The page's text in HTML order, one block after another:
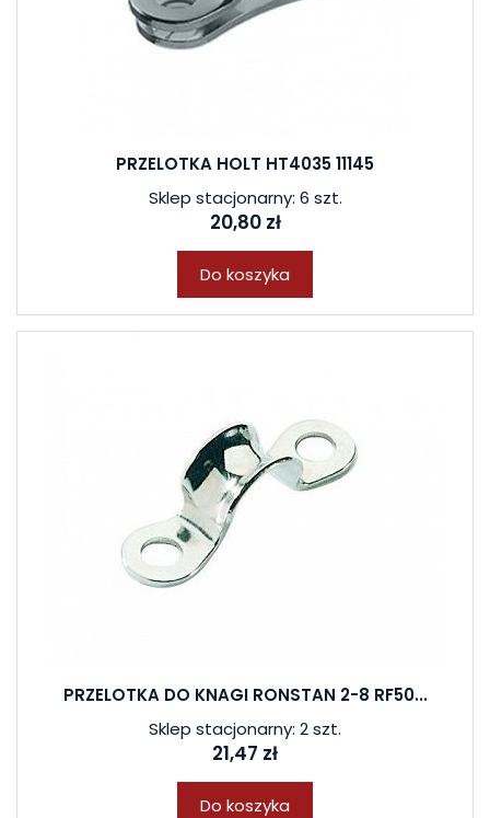
PRZELOTKA HOLT HT4035 11145
Sklep stacjonarny: 6 szt.
20,80 zł
Do koszyka
PRZELOTKA DO KNAGI RONSTAN 2-8 RF50...
Sklep stacjonarny: 2 szt.
21,47 zł
Do koszyka